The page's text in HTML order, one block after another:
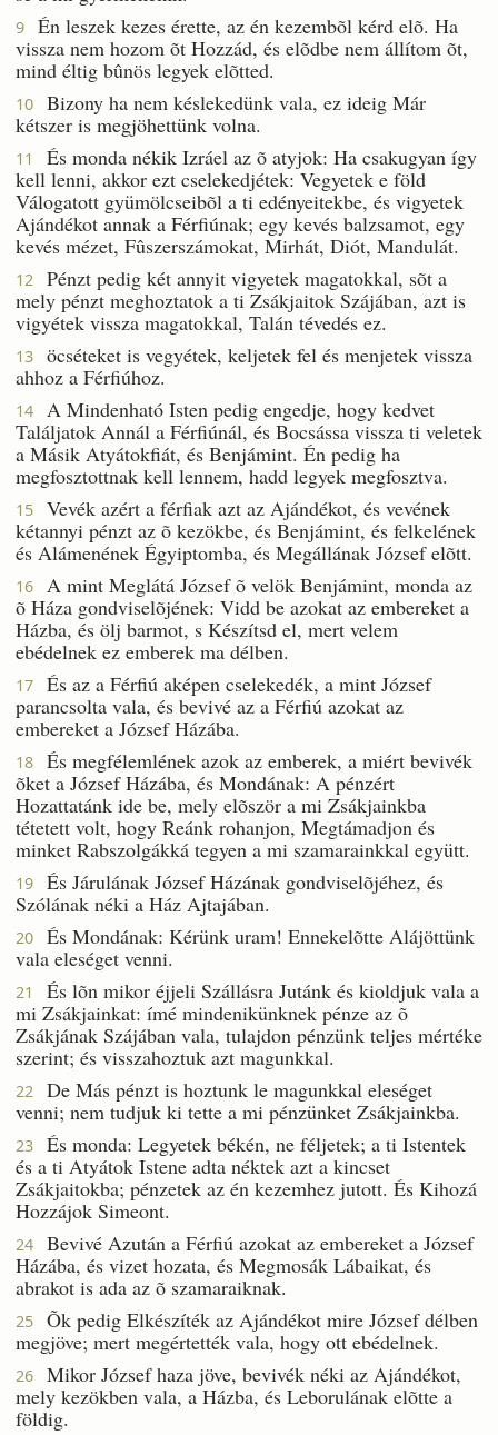
9
Én leszek kezes érette, az én kezembõl kérd elõ. Ha
vissza nem hozom õt Hozzád, és elõdbe nem állítom õt,
mind éltig bûnös legyek elõtted.
10
Bizony ha nem késlekedünk vala, ez ideig Már
kétszer is megjöhettünk volna.
11
És monda nékik Izráel az õ atyjok: Ha csakugyan így
kell lenni, akkor ezt cselekedjétek: Vegyetek e föld
Válogatott gyümölcseibõl a ti edényeitekbe, és vigyetek
Ajándékot annak a Férfiúnak; egy kevés balzsamot, egy
kevés mézet, Fûszerszámokat, Mirhát, Diót, Mandulát.
12
Pénzt pedig két annyit vigyetek magatokkal, sõt a
mely pénzt meghoztatok a ti Zsákjaitok Szájában, azt is
vigyétek vissza magatokkal, Talán tévedés ez.
13
öcséteket is vegyétek, keljetek fel és menjetek vissza
ahhoz a Férfiúhoz.
14
A Mindenható Isten pedig engedje, hogy kedvet
Találjatok Annál a Férfiúnál, és Bocsássa vissza ti veletek
a Másik Atyátokfiát, és Benjámint. Én pedig ha
megfosztottnak kell lennem, hadd legyek megfosztva.
15
Vevék azért a férfiak azt az Ajándékot, és vevének
kétannyi pénzt az õ kezökbe, és Benjámint, és felkelének
és Alámenének Égyiptomba, és Megállának József elõtt.
16
A mint Meglátá József õ velök Benjámint, monda az
õ Háza gondviselõjének: Vidd be azokat az embereket a
Házba, és ölj barmot, s Készítsd el, mert velem
ebédelnek ez emberek ma délben.
17
És az a Férfiú aképen cselekedék, a mint József
parancsolta vala, és bevivé az a Férfiú azokat az
embereket a József Házába.
18
És megfélemlének azok az emberek, a miért bevivék
õket a József Házába, és Mondának: A pénzért
Hozattatánk ide be, mely elõször a mi Zsákjainkba
tétetett volt, hogy Reánk rohanjon, Megtámadjon és
minket Rabszolgákká tegyen a mi szamarainkkal együtt.
19
És Járulának József Házának gondviselõjéhez, és
Szólának néki a Ház Ajtajában.
20
És Mondának: Kérünk uram! Ennekelõtte Alájöttünk
vala eleséget venni.
21
És lõn mikor éjjeli Szállásra Jutánk és kioldjuk vala a
mi Zsákjainkat: ímé mindenikünknek pénze az õ
Zsákjának Szájában vala, tulajdon pénzünk teljes mértéke
szerint; és visszahoztuk azt magunkkal.
22
De Más pénzt is hoztunk le magunkkal eleséget
venni; nem tudjuk ki tette a mi pénzünket Zsákjainkba.
23
És monda: Legyetek békén, ne féljetek; a ti Istentek
és a ti Atyátok Istene adta néktek azt a kincset
Zsákjaitokba; pénzetek az én kezemhez jutott. És Kihozá
Hozzájok Simeont.
24
Bevivé Azután a Férfiú azokat az embereket a József
Házába, és vizet hozata, és Megmosák Lábaikat, és
abrakot is ada az õ szamaraiknak.
25
Õk pedig Elkészíték az Ajándékot mire József délben
megjöve; mert megértették vala, hogy ott ebédelnek.
26
Mikor József haza jöve, bevivék néki az Ajándékot,
mely kezökben vala, a Házba, és Leborulának elõtte a
földig.